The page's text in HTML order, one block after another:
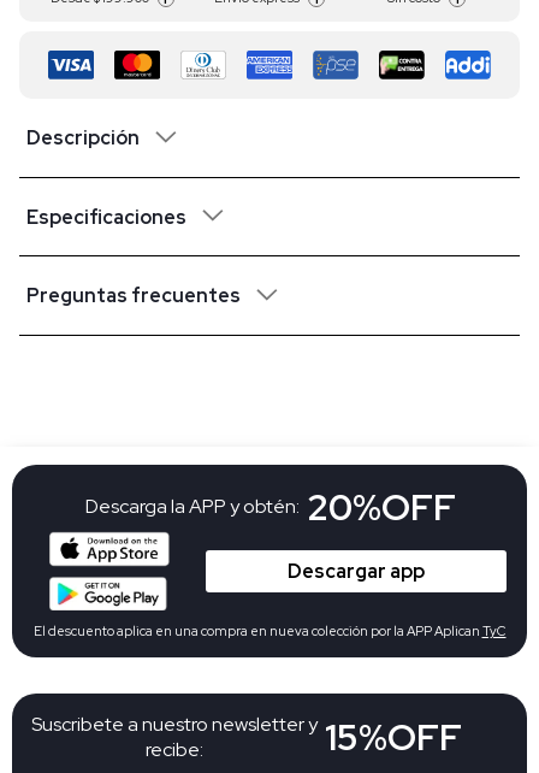
Descripción
Especificaciones
Preguntas frecuentes
Suscribete a nuestro newsletter y
recibe:
15%OFF
Descarga la APP y obtén: 20%OFF
Descargar app
El descuento aplica en una compra en nueva colección por la APP Aplican TyC